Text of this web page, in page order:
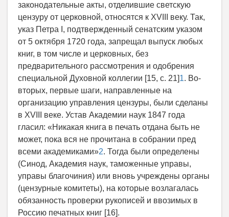
законодательные акты, отделившие светскую
цензуру от церковной, относятся к XVIII веку. Так,
указ Петра I, подтвержденный сенатским указом
от 5 октября 1720 года, запрещал выпуск любых
книг, в том числе и церковных, без
предварительного рассмотрения и одобрения
специальной Духовной коллегии [15, c. 21]1. Во-
вторых, первые шаги, направленные на
организацию управления цензуры, были сделаны
в XVIII веке. Устав Академии наук 1847 года
гласил: «Никакая книга в печать отдана быть не
может, пока вся не прочитана в собрании пред
всеми академиками»2. Тогда были определены
(Синод, Академия наук, таможенные управы,
управы благочиния) или вновь учреждены органы
(цензурные комитеты), на которые возлагалась
обязанность проверки рукописей и ввозимых в
Россию печатных книг [16].